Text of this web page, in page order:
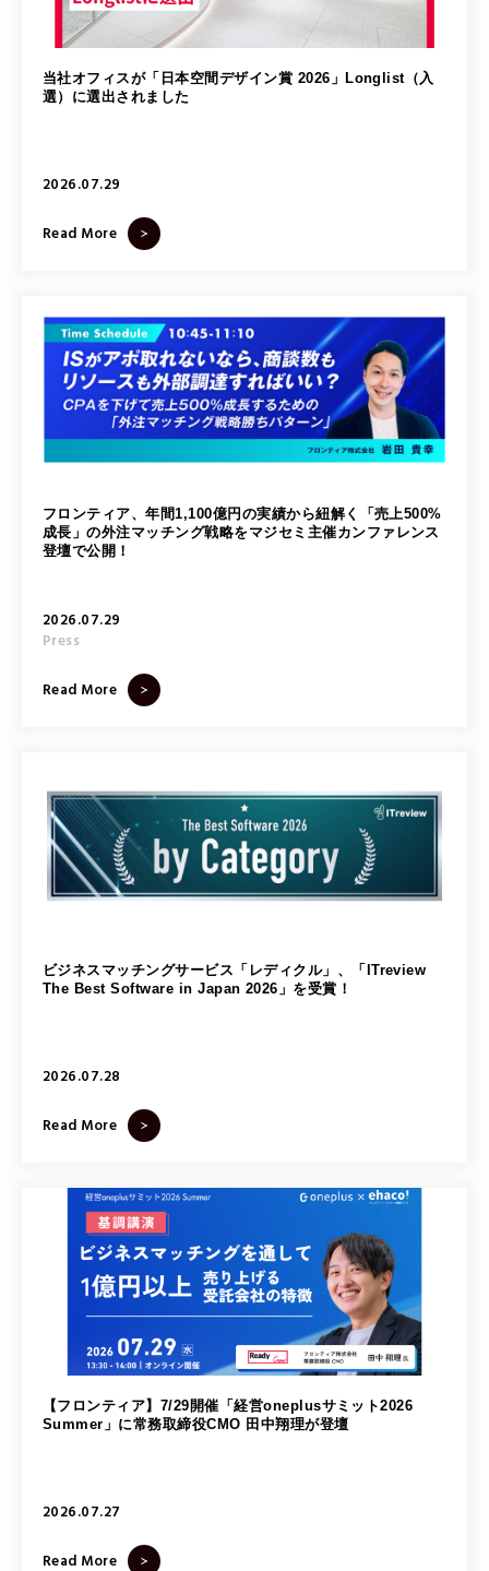
当社オフィスが「日本空間デザイン賞 2026」Longlist（入
選）に選出されました
2026.07.29
Read More
フロンティア、年間1,100億円の実績から紐解く「売上500%
成長」の外注マッチング戦略をマジセミ主催カンファレンス
登壇で公開！
2026.07.29
Press
Read More
ビジネスマッチングサービス「レディクル」、「ITreview
The Best Software in Japan 2026」を受賞！
2026.07.28
Read More
【フロンティア】7/29開催「経営oneplusサミット2026
Summer」に常務取締役CMO 田中翔理が登壇
2026.07.27
Read More